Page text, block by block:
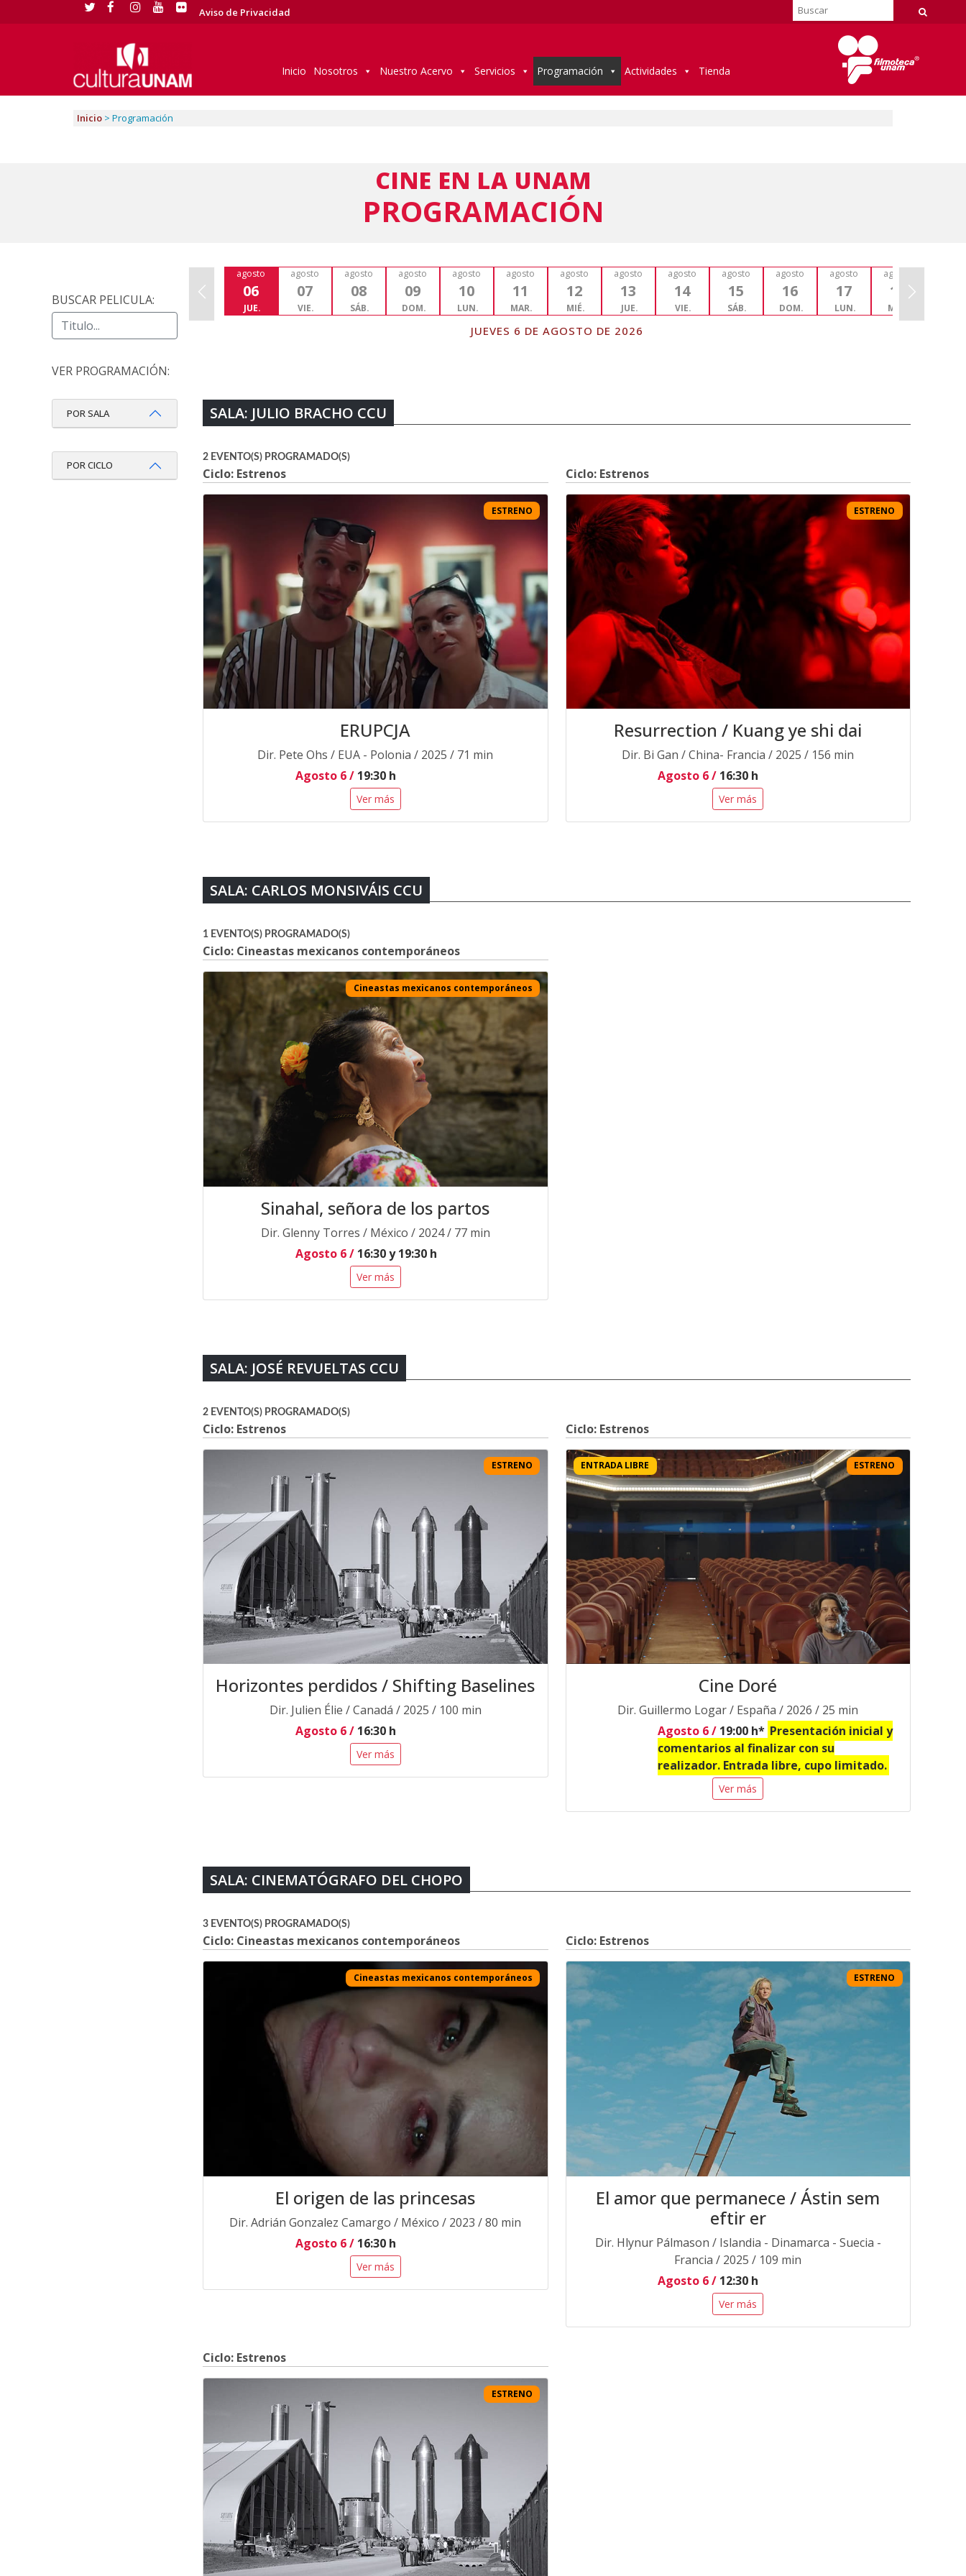
Aviso de Privacidad
Inicio Nosotros Nuestro Acervo Servicios Programación Actividades Tienda
Inicio > Programación
CINE EN LA UNAM
PROGRAMACIÓN
BUSCAR PELICULA:
VER PROGRAMACIÓN:
POR SALA
POR CICLO
Previous
agosto
06
JUE.
agosto
07
VIE.
agosto
08
SÁB.
agosto
09
DOM.
agosto
10
LUN.
agosto
11
MAR.
agosto
12
MIÉ.
agosto
13
JUE.
agosto
14
VIE.
agosto
15
SÁB.
agosto
16
DOM.
agosto
17
LUN.
agosto
18
MAR.
JUEVES 6 DE AGOSTO DE 2026
SALA: JULIO BRACHO CCU
2 EVENTO(S) PROGRAMADO(S)
Ciclo: Estrenos
ERUPCJA
Dir. Pete Ohs / EUA - Polonia / 2025 / 71 min
ESTRENO
Agosto 6 / 19:30 h
Ver más
Ciclo: Estrenos
Resurrection / Kuang ye shi dai
Dir. Bi Gan / China- Francia / 2025 / 156 min
ESTRENO
Agosto 6 / 16:30 h
Ver más
SALA: CARLOS MONSIVÁIS CCU
1 EVENTO(S) PROGRAMADO(S)
Ciclo: Cineastas mexicanos contemporáneos
Sinahal, señora de los partos
Dir. Glenny Torres / México / 2024 / 77 min
Cineastas mexicanos contemporáneos
Agosto 6 / 16:30 y 19:30 h
Ver más
SALA: JOSÉ REVUELTAS CCU
2 EVENTO(S) PROGRAMADO(S)
Ciclo: Estrenos
Horizontes perdidos / Shifting Baselines
Dir. Julien Élie / Canadá / 2025 / 100 min
ESTRENO
Agosto 6 / 16:30 h
Ver más
Ciclo: Estrenos
Cine Doré
Dir. Guillermo Logar / España / 2026 / 25 min
ENTRADA LIBRE ESTRENO
Agosto 6 / 19:00 h* Presentación inicial y
comentarios al finalizar con su
realizador. Entrada libre, cupo limitado.
Ver más
SALA: CINEMATÓGRAFO DEL CHOPO
3 EVENTO(S) PROGRAMADO(S)
Ciclo: Cineastas mexicanos contemporáneos
El origen de las princesas
Dir. Adrián Gonzalez Camargo / México / 2023 / 80 min
Cineastas mexicanos contemporáneos
Agosto 6 / 16:30 h
Ver más
Ciclo: Estrenos
El amor que permanece / Ástin sem
eftir er
Dir. Hlynur Pálmason / Islandia - Dinamarca - Suecia -
Francia / 2025 / 109 min
ESTRENO
Agosto 6 / 12:30 h
Ver más
Ciclo: Estrenos
ESTRENO